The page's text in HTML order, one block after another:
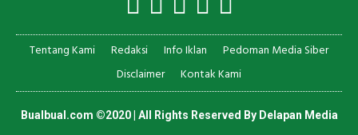
Tentang Kami Redaksi Info Iklan
Pedoman Media Siber
Disclaimer
Kontak Kami
Bualbual.com ©2020 | All Rights Reserved By Delapan Media